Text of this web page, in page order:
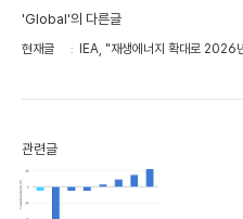
'Global'의 다른글
현재글 IEA, "재생에너지 확대로 2026
관련글